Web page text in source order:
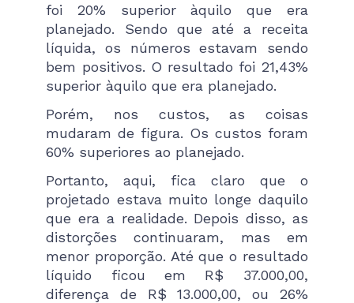
foi 20% superior àquilo que era
planejado. Sendo que até a receita
líquida, os números estavam sendo
bem positivos. O resultado foi 21,43%
superior àquilo que era planejado.
Porém, nos custos, as coisas
mudaram de figura. Os custos foram
60% superiores ao planejado.
Portanto, aqui, fica claro que o
projetado estava muito longe daquilo
que era a realidade. Depois disso, as
distorções continuaram, mas em
menor proporção. Até que o resultado
líquido ficou em R$ 37.000,00,
diferença de R$ 13.000,00, ou 26%